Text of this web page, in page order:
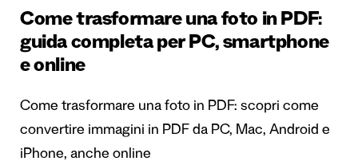
Come trasformare una foto in PDF:
guida completa per PC, smartphone
e online
Come trasformare una foto in PDF: scopri come
convertire immagini in PDF da PC, Mac, Android e
iPhone, anche online